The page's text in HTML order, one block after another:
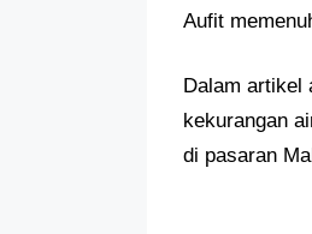
Aufit
Dalam artikel
kekurangan
di pasaran